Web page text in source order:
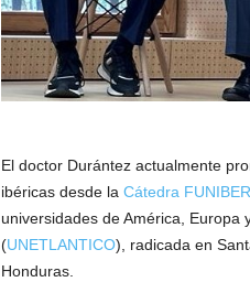
El doctor Durántez actualmente
ibéricas desde la Cátedra FUNIBER
universidades de América, Europa
(UNETLANTICO), radicada en
Honduras.